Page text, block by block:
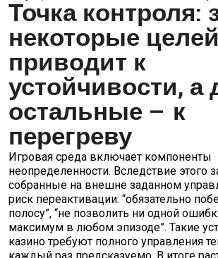
Точка контроля:
некоторые целей
приводит к
устойчивости, а
остальные — к
перегреву
Игровая среда включает компоненты
неопределенности. Вследствие этого
собранные на внешне заданном
риск переактивации: “обязательно
полосу”, “не позволить ни одной
максимум в любом эпизоде”. Такие
казино требуют полного управления